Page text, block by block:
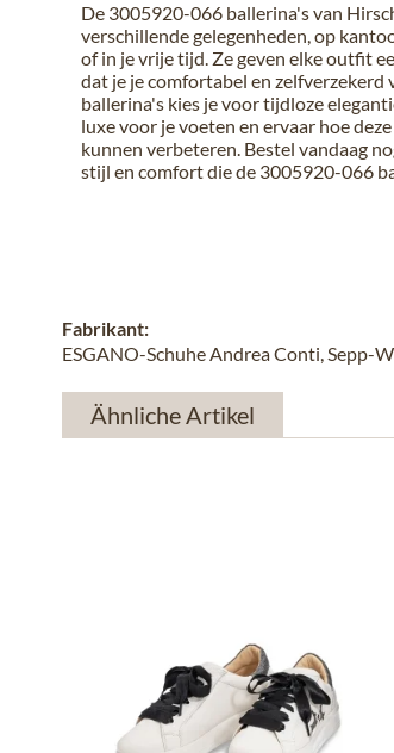
De 3005920-066 ballerina's van
verschillende gelegenheden, op
of in je vrije tijd. Ze geven elke outfit
dat je je comfortabel en zelfverzekerd
ballerina's kies je voor tijdloze
luxe voor je voeten en ervaar hoe
kunnen verbeteren. Bestel vandaag
stijl en comfort die de 3005920-066
Fabrikant:
ESGANO-Schuhe Andrea Conti, Sepp-
Ähnliche Artikel